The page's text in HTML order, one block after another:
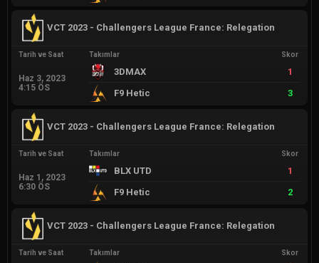
VCT 2023 - Challengers League France: Relegation
Tarih ve Saat
Haz 3, 2023
4:15 ÖS
Takımlar Skor
3DMAX
1
F9 Hetic
3
VCT 2023 - Challengers League France: Relegation
Tarih ve Saat
Haz 1, 2023
6:30 ÖS
Takımlar Skor
BLX UTD
1
F9 Hetic
2
VCT 2023 - Challengers League France: Relegation
Tarih ve Saat Takımlar Skor